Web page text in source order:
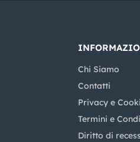
Chi Siamo
Contatti
Privacy e
Termini e
Diritto di